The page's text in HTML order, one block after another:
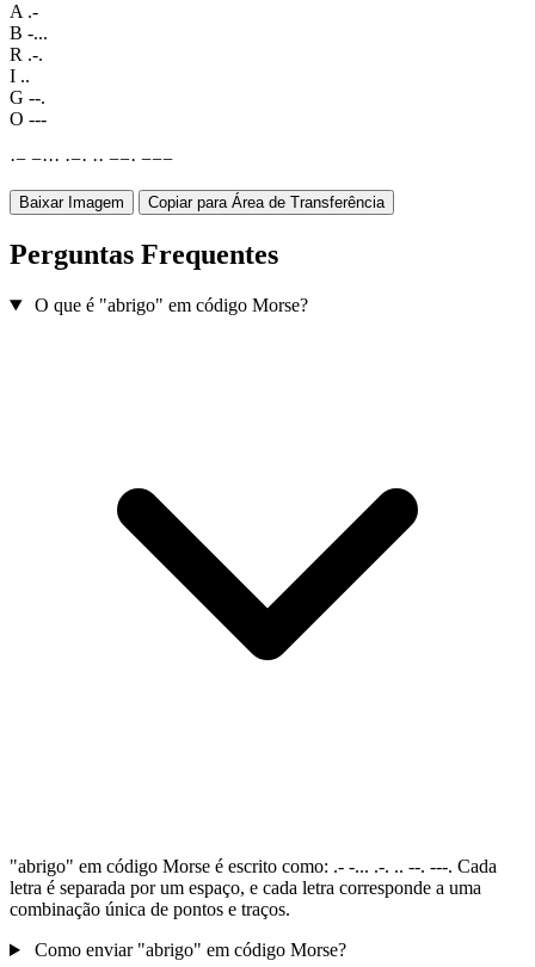
A .-
B -...
R .-.
I ..
G --.
O ---
·− −··· ·−· ·· −−· −−−
Baixar Imagem Copiar para Área de Transferência
Perguntas Frequentes
O que é "abrigo" em código Morse?
"abrigo" em código Morse é escrito como: .- -... .-. .. --. ---. Cada
letra é separada por um espaço, e cada letra corresponde a uma
combinação única de pontos e traços.
Como enviar "abrigo" em código Morse?